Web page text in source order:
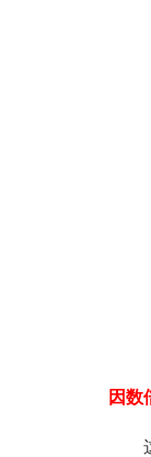
因数
这